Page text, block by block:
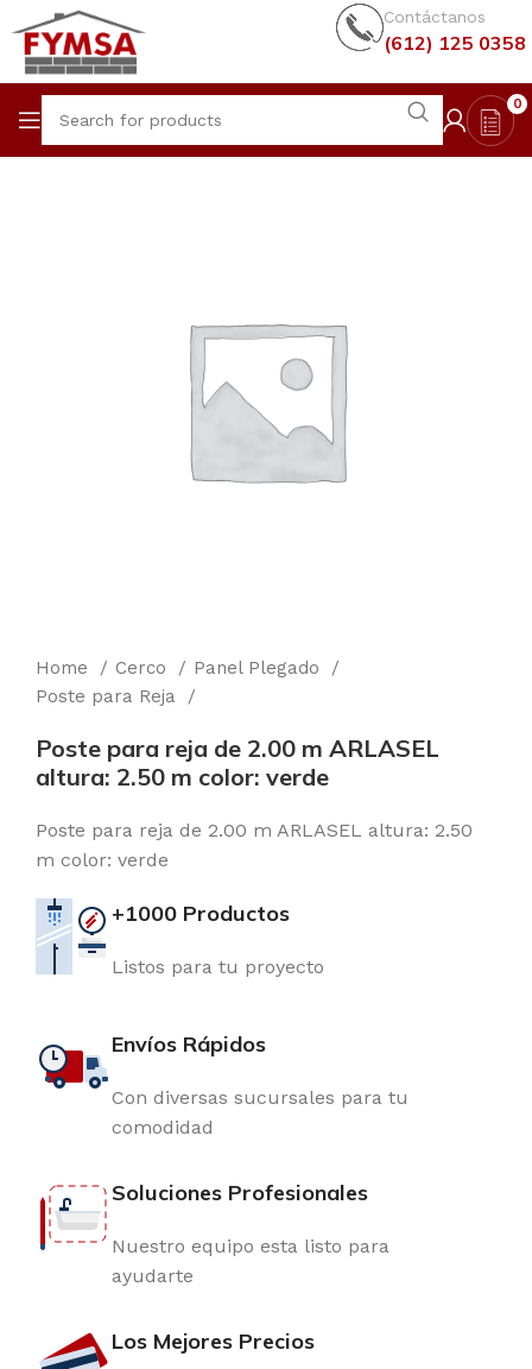
Contáctanos
(612) 125 0358
0
Home Cerco
Panel Plegado
Poste para Reja
Poste para reja de 2.00 m ARLASEL
altura: 2.50 m color: verde
Poste para reja de 2.00 m ARLASEL altura: 2.50
m color: verde
+1000 Productos
Listos para tu proyecto
Envíos Rápidos
Con diversas sucursales para tu
comodidad
Soluciones Profesionales
Nuestro equipo esta listo para
ayudarte
Los Mejores Precios